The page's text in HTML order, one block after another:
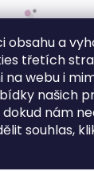
obsahu a
třetích
na webu i
našich
nám
souhlas,